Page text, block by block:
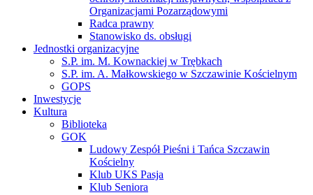
Organizacjami Pozarządowymi
Radca prawny
Stanowisko ds. obsługi
Jednostki organizacyjne
S.P. im. M. Kownackiej w Trębkach
S.P. im. A. Małkowskiego w Szczawinie Kościelnym
GOPS
Inwestycje
Kultura
Biblioteka
GOK
Ludowy Zespół Pieśni i Tańca Szczawin
Kościelny
Klub UKS Pasja
Klub Seniora